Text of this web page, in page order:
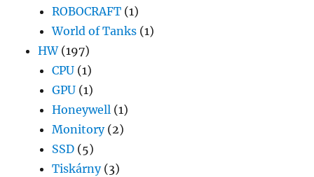
ROBOCRAFT (1)
World of Tanks (1)
HW(197)
CPU (1)
GPU (1)
Honeywell (1)
Monitory(2)
SSD (5)
Tiskárny(3)